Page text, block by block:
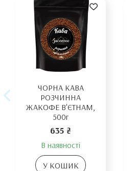
ЧОРНА КАВА
РОЗЧИННА
ЖАКОФЕ В'ЄТНАМ,
500г
635 ₴
В наявності
У КОШИК